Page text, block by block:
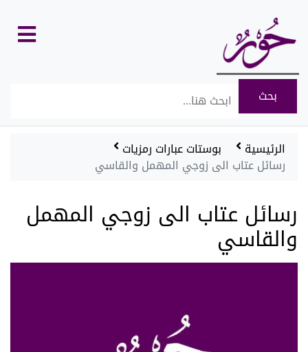
الرئيسية بوستات عبارات رمزيات
رسائل عتاب الى زوجي المهمل والقاسي
رسائل عتاب الى زوجي المهمل
والقاسي